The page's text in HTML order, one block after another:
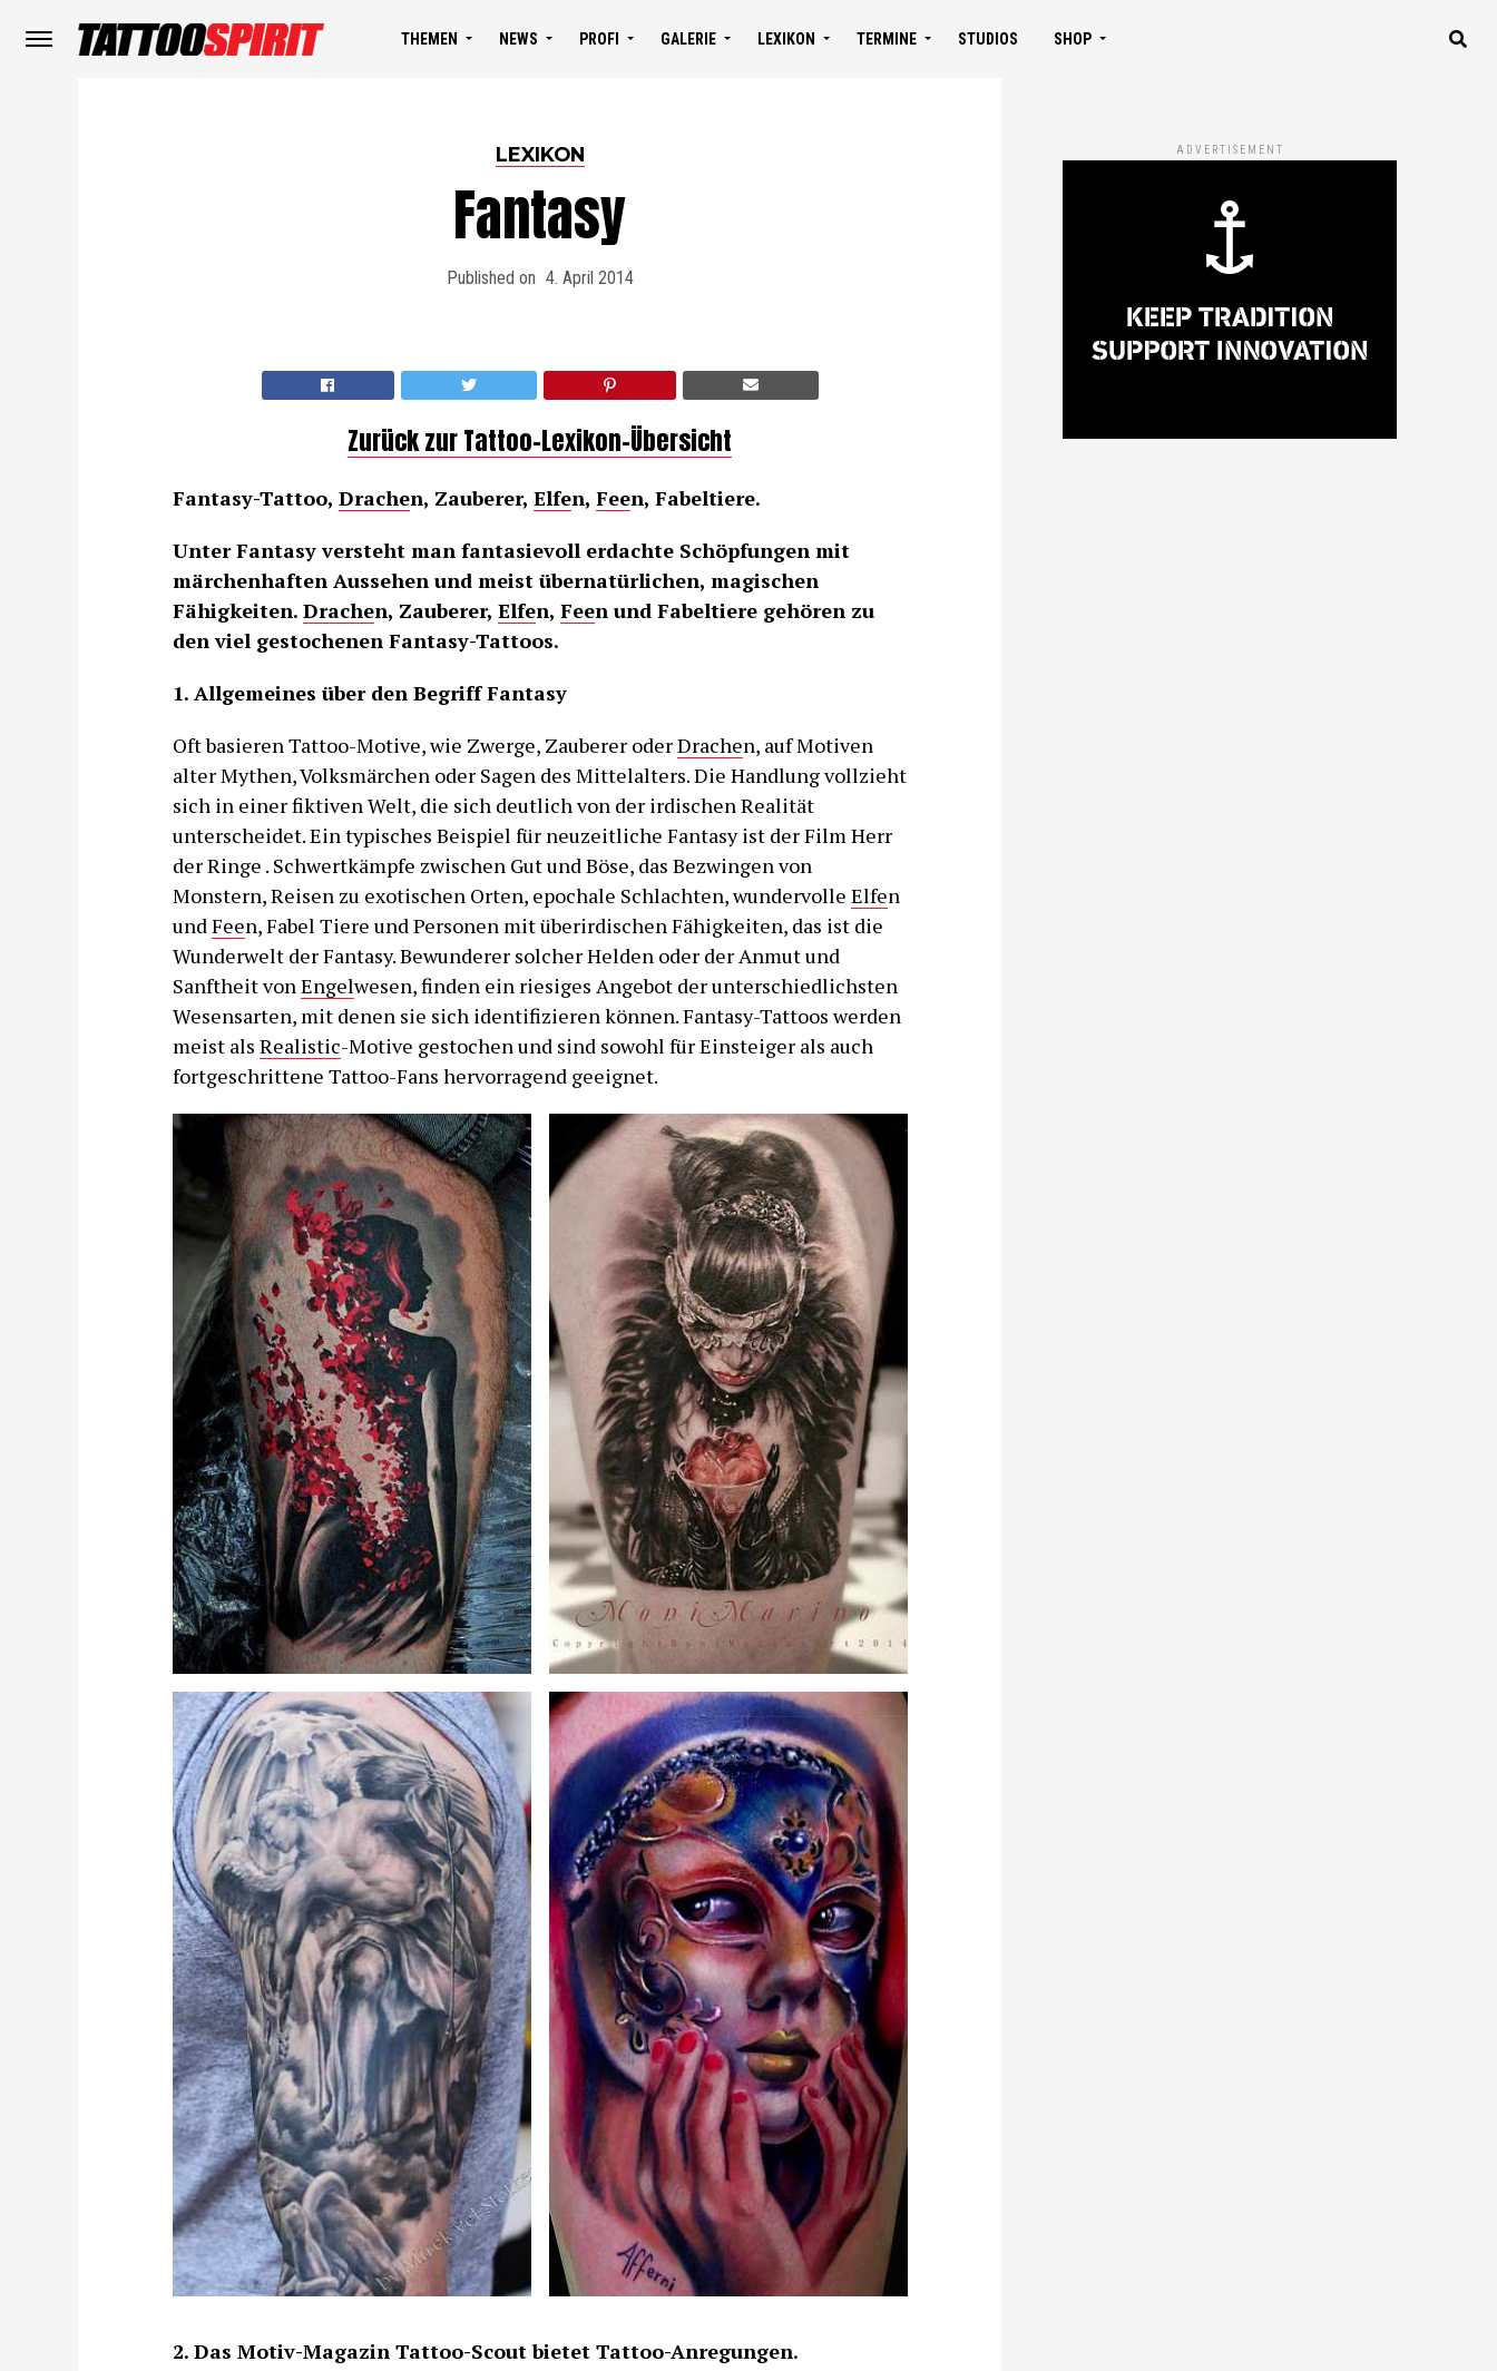
THEMEN NEWS PROFI GALERIE LEXIKON TERMINE STUDIOS SHOP
LEXIKON
Fantasy
Published on 4. April 2014
Zurück zur Tattoo-Lexikon-Übersicht
Fantasy-Tattoo, Drachen, Zauberer, Elfen, Feen, Fabeltiere.
Unter Fantasy versteht man fantasievoll erdachte Schöpfungen mit
märchenhaften Aussehen und meist übernatürlichen, magischen
Fähigkeiten. Drachen, Zauberer, Elfen, Feen und Fabeltiere gehören zu
den viel gestochenen Fantasy-Tattoos.
1. Allgemeines über den Begriff Fantasy
Oft basieren Tattoo-Motive, wie Zwerge, Zauberer oderDrachen, auf Motiven
alter Mythen, Volksmärchen oder Sagen des Mittelalters. Die Handlung vollzieht
sich in einer fiktiven Welt, die sich deutlich von der irdischen Realität
unterscheidet. Ein typisches Beispiel für neuzeitliche Fantasy ist der Film Herr
der Ringe . Schwertkämpfe zwischen Gut und Böse, das Bezwingen von
Monstern, Reisen zu exotischen Orten, epochale Schlachten, wundervolle Elfen
undFeen, Fabel Tiere und Personen mit überirdischen Fähigkeiten, das ist die
Wunderwelt der Fantasy. Bewunderer solcher Helden oder der Anmut und
Sanftheit vonEngelwesen, finden ein riesiges Angebot der unterschiedlichsten
Wesensarten, mit denen sie sich identifizieren können. Fantasy-Tattoos werden
meist als Realistic-Motive gestochen und sind sowohl für Einsteiger als auch
fortgeschrittene Tattoo-Fans hervorragend geeignet.
2. Das Motiv-Magazin Tattoo-Scout bietet Tattoo-Anregungen.
ADVERTISEMENT